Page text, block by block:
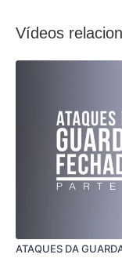
Vídeos
ATAQUES DA